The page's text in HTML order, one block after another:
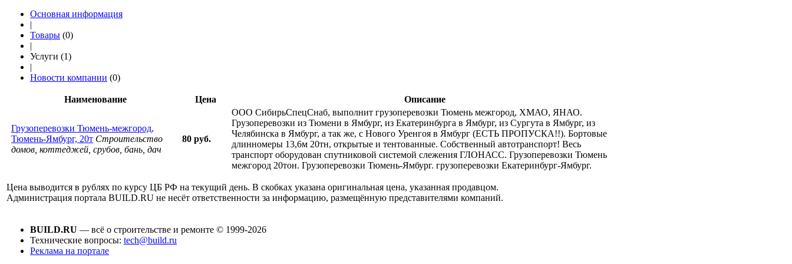
Основная информация
|
Товары (0)
|
Услуги (1)
|
Новости компании (0)
Наименование Цена Описание
Грузоперевозки Тюмень-межгород,
Тюмень-Ямбург, 20т Строительство
домов, коттеджей, срубов, бань, дач
80 руб.
ООО СибирьСпецСнаб, выполнит грузоперевозки Тюмень межгород, ХМАО, ЯНАО.
Грузоперевозки из Тюмени в Ямбург, из Екатеринбурга в Ямбург, из Сургута в Ямбург, из
Челябинска в Ямбург, а так же, с Нового Уренгоя в Ямбург (ЕСТЬ ПРОПУСКА!!). Бортовые
длинномеры 13,6м 20тн, открытые и тентованные. Собственный автотранспорт! Весь
транспорт оборудован спутниковой системой слежения ГЛОНАСС. Грузоперевозки Тюмень
межгород 20тон. Грузоперевозки Тюмень-Ямбург. грузоперевозки Екатеринбург-Ямбург.
Цена выводится в рублях по курсу ЦБ РФ на текущий день. В скобках указана оригинальная цена, указанная продавцом.
Администрация портала BUILD.RU не несёт ответственности за информацию, размещённую представителями компаний.
BUILD.RU — всё о строительстве и ремонте © 1999-2026
Технические вопросы: tech@build.ru
Реклама на портале